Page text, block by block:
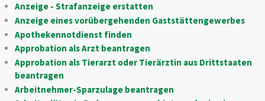
Anzeige - Strafanzeige erstatten
Anzeige eines vorübergehenden Gaststättengewerbes
Apothekennotdienst finden
Approbation als Arzt beantragen
Approbation als Tierarzt oder Tierärztin aus Drittstaaten
beantragen
Arbeitnehmer-Sparzulage beantragen